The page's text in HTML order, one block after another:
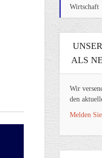
Wirtschaft
ALS
Wir
den
Melden